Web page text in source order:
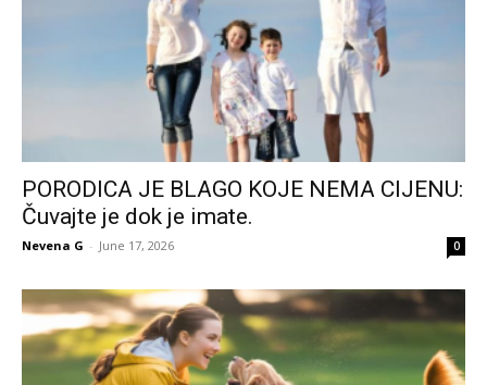
PORODICA JE BLAGO KOJE NEMA CIJENU:
Čuvajte je dok je imate.
Nevena G - June 17, 2026 0